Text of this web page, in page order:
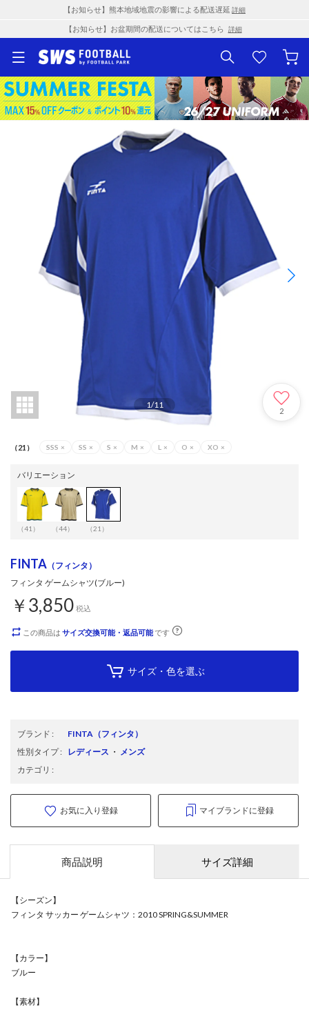
【お知らせ】熊本地域地震の影響による配送遅延 詳細
【お知らせ】お盆期間の配送についてはこちら 詳細
1/11
2
（21） SSS × SS × S × M × L × O × XO ×
バリエーション
（41） （44） （21）
FINTA （フィンタ）
フィンタ ゲームシャツ(ブルー)
￥3,850 税込
この商品は サイズ交換可能・返品可能です
サイズ・色を選ぶ
ブランド : FINTA （フィンタ）
性別タイプ: レディース ・ メンズ
カテゴリ :
お気に入り登録 マイブランドに登録
商品説明 サイズ詳細
【シーズン】
フィンタ サッカー ゲームシャツ：2010 SPRING&SUMMER
【カラー】
ブルー
【素材】